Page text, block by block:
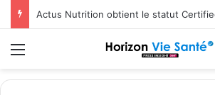
Actus Nutrition obtient le statut
Menu